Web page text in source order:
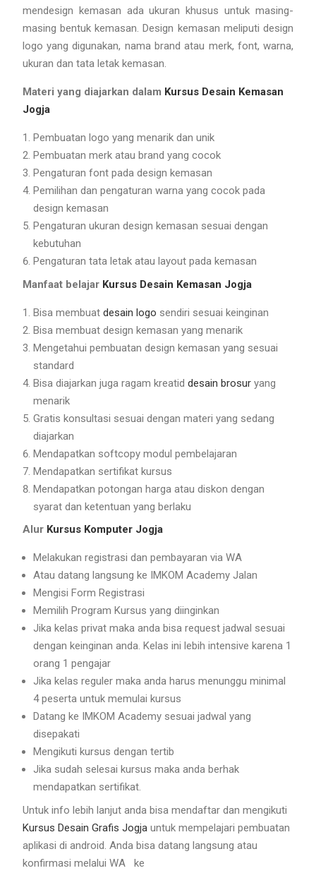
mendesign kemasan ada ukuran khusus untuk masing-
masing bentuk kemasan. Design kemasan meliputi design
logo yang digunakan, nama brand atau merk, font, warna,
ukuran dan tata letak kemasan.
Materi yang diajarkan dalam Kursus Desain Kemasan
Jogja
Pembuatan logo yang menarik dan unik
Pembuatan merk atau brand yang cocok
Pengaturan font pada design kemasan
Pemilihan dan pengaturan warna yang cocok pada
design kemasan
Pengaturan ukuran design kemasan sesuai dengan
kebutuhan
Pengaturan tata letak atau layout pada kemasan
Manfaat belajar Kursus Desain Kemasan Jogja
Bisa membuat desain logo sendiri sesuai keinginan
Bisa membuat design kemasan yang menarik
Mengetahui pembuatan design kemasan yang sesuai
standard
Bisa diajarkan juga ragam kreatid desain brosuryang
menarik
Gratis konsultasi sesuai dengan materi yang sedang
diajarkan
Mendapatkan softcopy modul pembelajaran
Mendapatkan sertifikat kursus
Mendapatkan potongan harga atau diskon dengan
syarat dan ketentuan yang berlaku
Alur Kursus Komputer Jogja
Melakukan registrasi dan pembayaran via WA
Atau datang langsung ke IMKOM Academy Jalan
Mengisi Form Registrasi
Memilih Program Kursus yang diinginkan
Jika kelas privat maka anda bisa request jadwal sesuai
dengan keinginan anda. Kelas ini lebih intensive karena 1
orang 1 pengajar
Jika kelas reguler maka anda harus menunggu minimal
4 peserta untuk memulai kursus
Datang ke IMKOM Academy sesuai jadwal yang
disepakati
Mengikuti kursus dengan tertib
Jika sudah selesai kursus maka anda berhak
mendapatkan sertifikat.
Untuk info lebih lanjut anda bisa mendaftar dan mengikuti
Kursus Desain Grafis Jogja untuk mempelajari pembuatan
aplikasi di android. Anda bisa datang langsung atau
konfirmasi melalui WA ke